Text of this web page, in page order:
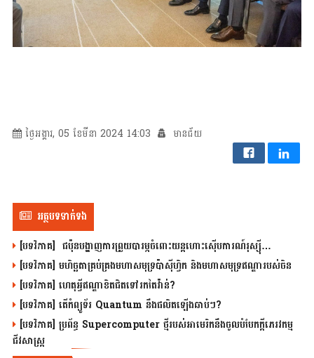
ថ្ងៃអង្គារ, 05 ខែមីនា 2024 14:03 មានជ័យ
អត្ថបទទាក់ទង
[បទវិភាគ] ជប៉ុនបង្ហាញការព្រួយបារម្ភចំពោះយន្តហោះស៊ើបការណ៍រុស្ស៊ី…
[បទវិភាគ] មហិច្ឆតាគ្រប់គ្រងមហាសមុទ្រប៉ាស៊ីហ្វិក និងមហាសមុទ្រឥណ្ឌារបស់ចិន
[បទវិភាគ] ហេតុអ្វីឥណ្ឌាខិតជិតទៅរកតៃវ៉ាន់?
[បទវិភាគ] តើកំព្យូទ័រ Quantum នឹងផលិតឡើងឆាប់ៗ?
[បទវិភាគ] ប្រព័ន្ធ Supercomputer ថ្មីរបស់អាមេរិកនឹងចូលបំបែកក្តីភេរវកម្ម
ជីវសាស្រ្ត